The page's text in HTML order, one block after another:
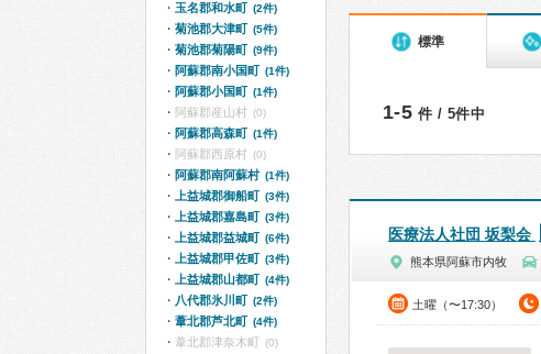
標準
1-5 件 / 5件中
医療法人社団 坂梨会
熊本県阿蘇市内牧
土曜（〜17:30）
玉名郡和水町 (2件)
菊池郡大津町 (5件)
菊池郡菊陽町 (9件)
阿蘇郡南小国町 (1件)
阿蘇郡小国町 (1件)
阿蘇郡産山村 (0)
阿蘇郡高森町 (1件)
阿蘇郡西原村 (0)
阿蘇郡南阿蘇村 (1件)
上益城郡御船町 (3件)
上益城郡嘉島町 (3件)
上益城郡益城町 (6件)
上益城郡甲佐町 (3件)
上益城郡山都町 (4件)
八代郡氷川町 (2件)
葦北郡芦北町 (4件)
葦北郡津奈木町 (0)